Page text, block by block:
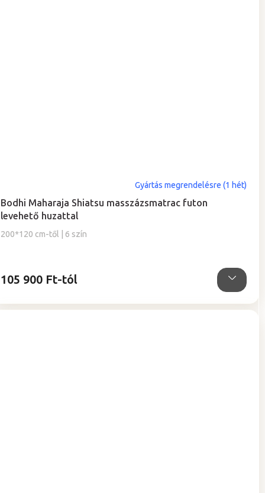
Bodhi Maharaja Shiatsu masszázsmatrac futon
levehető huzattal
200*120 cm-től | 6 szín
Gyártás megrendelésre (1 hét)
105 900 Ft-tól